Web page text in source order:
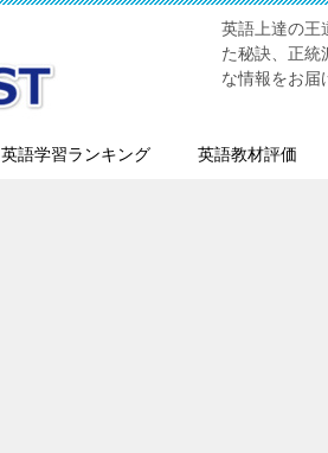
英語上達の王
た秘訣、正統
な情報をお届
英語学習ランキング 英語教材評価